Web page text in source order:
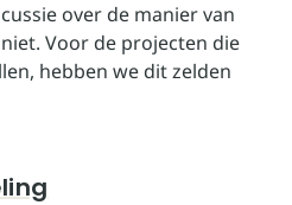
over de manier van
Voor de projecten die
hebben we dit zelden